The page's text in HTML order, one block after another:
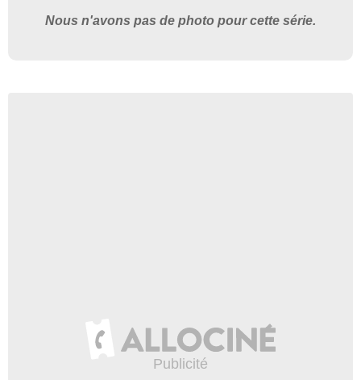
Nous n'avons pas de photo pour cette série.